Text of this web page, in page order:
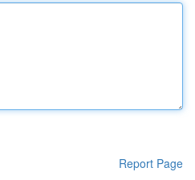
Report Page